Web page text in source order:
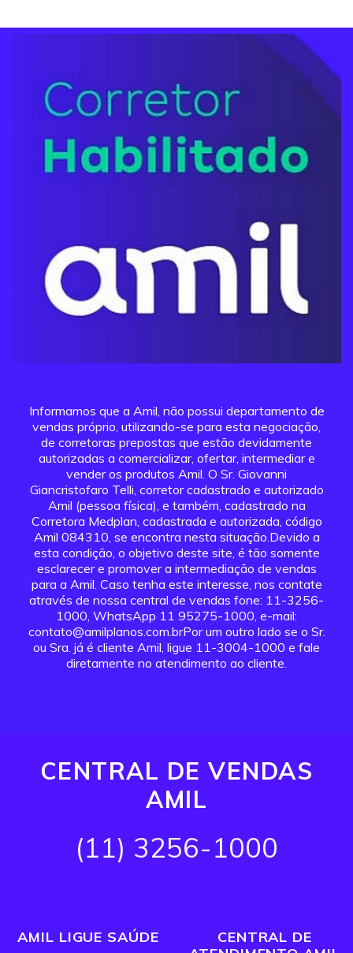
Informamos que a Amil, não possui departamento de
vendas próprio, utilizando-se para esta negociação,
de corretoras prepostas que estão devidamente
autorizadas a comercializar, ofertar, intermediar e
vender os produtos Amil. O Sr. Giovanni
Giancristofaro Telli, corretor cadastrado e autorizado
Amil (pessoa física), e também, cadastrado na
Corretora Medplan, cadastrada e autorizada, código
Amil 084310, se encontra nesta situação.Devido a
esta condição, o objetivo deste site, é tão somente
esclarecer e promover a intermediação de vendas
para a Amil. Caso tenha este interesse, nos contate
através de nossa central de vendas fone: 11-3256-
1000, WhatsApp 11 95275-1000, e-mail:
contato@amilplanos.com.brPor um outro lado se o Sr.
ou Sra. já é cliente Amil, ligue 11-3004-1000 e fale
diretamente no atendimento ao cliente.
CENTRAL DE VENDAS
AMIL
(11) 3256-1000
AMIL LIGUE SAÚDE
CENTRAL DE